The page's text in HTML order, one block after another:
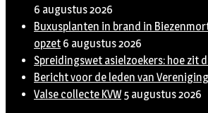
6 augustus 2026
Buxusplanten in brand in
opzet 6 augustus 2026
Spreidingswet asielzoekers: hoe zit
Bericht voor de leden van
Valse collecte KVW 5 augustus 2026